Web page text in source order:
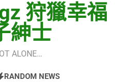
狩獵幸福
紳士
ALONE…
RANDOM NEWS